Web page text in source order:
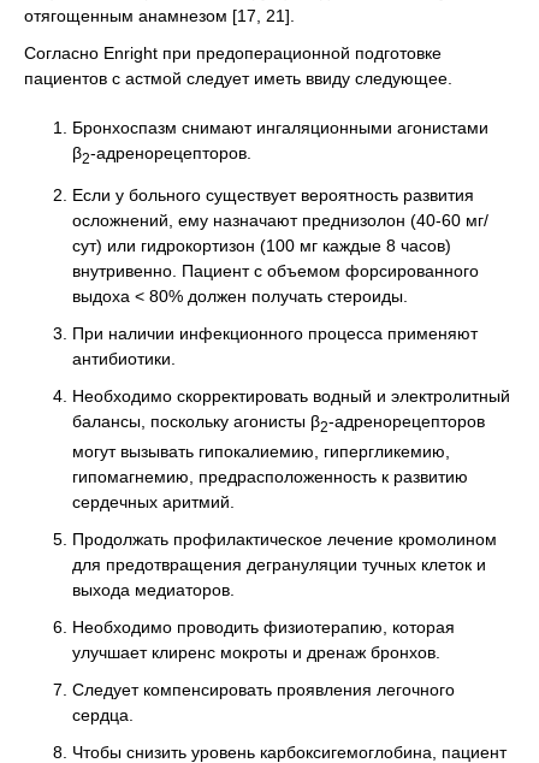
отягощенным анамнезом [17, 21].
Согласно Enright при предоперационной подготовке
пациентов с астмой следует иметь ввиду следующее.
Бронхоспазм снимают ингаляционными агонистами
β2-адренорецепторов.
Если у больного существует вероятность развития
осложнений, ему назначают преднизолон (40-60 мг/
сут) или гидрокортизон (100 мг каждые 8 часов)
внутривенно. Пациент с объемом форсированного
выдоха < 80% должен получать стероиды.
При наличии инфекционного процесса применяют
антибиотики.
Необходимо скорректировать водный и электролитный
балансы, поскольку агонисты β2-адренорецепторов
могут вызывать гипокалиемию, гипергликемию,
гипомагнемию, предрасположенность к развитию
сердечных аритмий.
Продолжать профилактическое лечение кромолином
для предотвращения дегрануляции тучных клеток и
выхода медиаторов.
Необходимо проводить физиотерапию, которая
улучшает клиренс мокроты и дренаж бронхов.
Следует компенсировать проявления легочного
сердца.
Чтобы снизить уровень карбоксигемоглобина, пациент